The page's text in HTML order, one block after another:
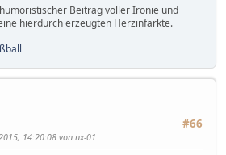
Beitrag voller Ironie und
hierdurch erzeugten Herzinfarkte.
#66
14:20:08 von nx-01